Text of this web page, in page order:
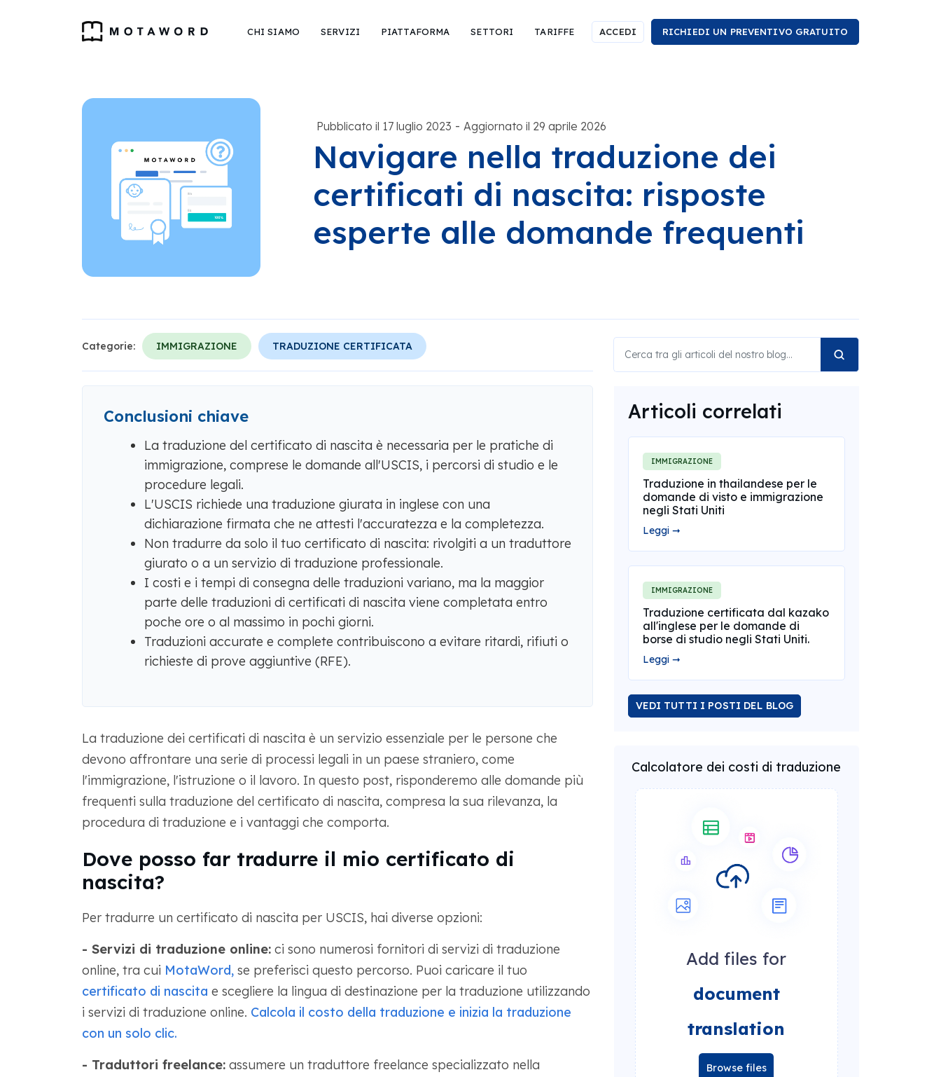
CHI SIAMO SERVIZI PIATTAFORMA SETTORI TARIFFE ACCEDI RICHIEDI UN PREVENTIVO GRATUITO
Pubblicato il 17 luglio 2023 - Aggiornato il 29 aprile 2026
Navigare nella traduzione dei
certificati di nascita: risposte
esperte alle domande frequenti
Categorie: IMMIGRAZIONE TRADUZIONE CERTIFICATA
Conclusioni chiave
La traduzione del certificato di nascita è necessaria per le pratiche di
immigrazione, comprese le domande all'USCIS, i percorsi di studio e le
procedure legali.
L'USCIS richiede una traduzione giurata in inglese con una
dichiarazione firmata che ne attesti l'accuratezza e la completezza.
Non tradurre da solo il tuo certificato di nascita: rivolgiti a un traduttore
giurato o a un servizio di traduzione professionale.
I costi e i tempi di consegna delle traduzioni variano, ma la maggior
parte delle traduzioni di certificati di nascita viene completata entro
poche ore o al massimo in pochi giorni.
Traduzioni accurate e complete contribuiscono a evitare ritardi, rifiuti o
richieste di prove aggiuntive (RFE).
La traduzione dei certificati di nascita è un servizio essenziale per le persone che
devono affrontare una serie di processi legali in un paese straniero, come
l'immigrazione, l'istruzione o il lavoro. In questo post, risponderemo alle domande più
frequenti sulla traduzione del certificato di nascita, compresa la sua rilevanza, la
procedura di traduzione e i vantaggi che comporta.
Dove posso far tradurre il mio certificato di
nascita?
Per tradurre un certificato di nascita per USCIS, hai diverse opzioni:
- Servizi di traduzione online:ci sono numerosi fornitori di servizi di traduzione
online, tra cui MotaWord,se preferisci questo percorso. Puoi caricare il tuo
certificato di nascita e scegliere la lingua di destinazione per la traduzione utilizzando
i servizi di traduzione online. Calcola il costo della traduzione e inizia la traduzione
con un solo clic.
- Traduttori freelance:assumere un traduttore freelance specializzato nella
Articoli correlati
IMMIGRAZIONE
Traduzione in thailandese per le
domande di visto e immigrazione
negli Stati Uniti
Leggi ➞
IMMIGRAZIONE
Traduzione certificata dal kazako
all'inglese per le domande di
borse di studio negli Stati Uniti.
Leggi ➞
VEDI TUTTI I POSTI DEL BLOG
Calcolatore dei costi di traduzione
Add files for
document
translation
Browse files